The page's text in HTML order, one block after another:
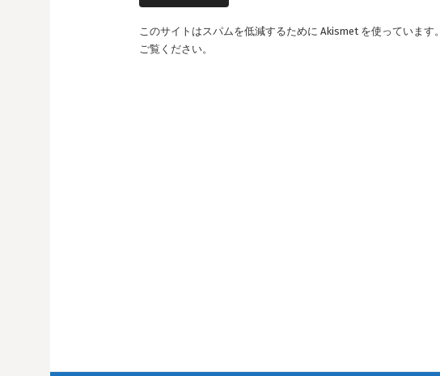
このサイトはスパムを低減するために Akismet を使っています。
ご覧ください。